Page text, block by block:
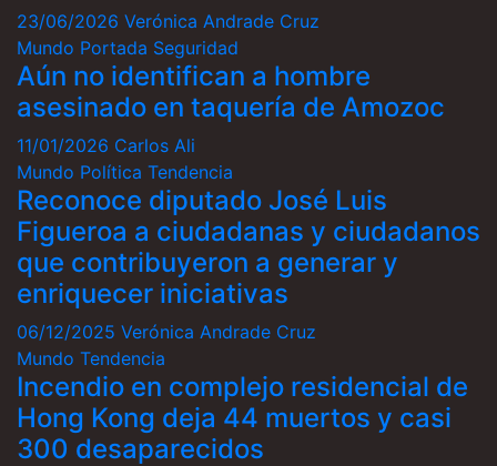
23/06/2026 Verónica Andrade Cruz
Mundo Portada Seguridad
Aún no identifican a hombre
asesinado en taquería de Amozoc
11/01/2026 Carlos Ali
Mundo Política Tendencia
Reconoce diputado José Luis
Figueroa a ciudadanas y ciudadanos
que contribuyeron a generar y
enriquecer iniciativas
06/12/2025 Verónica Andrade Cruz
Mundo Tendencia
Incendio en complejo residencial de
Hong Kong deja 44 muertos y casi
300 desaparecidos